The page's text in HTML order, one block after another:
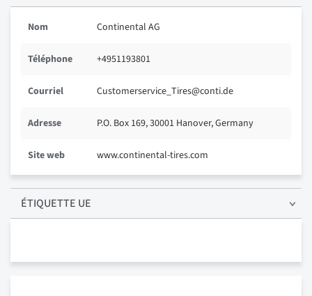
Nom Continental AG
Téléphone +4951193801
Courriel Customerservice_Tires@conti.de
Adresse P.O. Box 169, 30001 Hanover, Germany
Site web www.continental-tires.com
ÉTIQUETTE UE